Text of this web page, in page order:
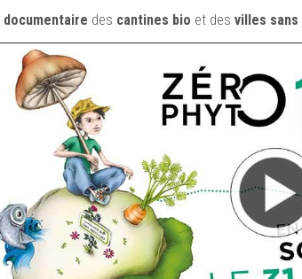
documentaire des cantines bio et des villes